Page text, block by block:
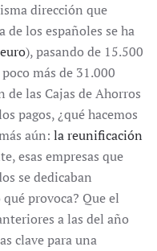
dirección que
de los españoles se ha
), pasando de 15.500
más de 31.000
de las Cajas de Ahorros
pagos, ¿qué hacemos
aún: la reunificación
esas empresas que
se dedicaban
provoca? Que el
a las del año
clave para una